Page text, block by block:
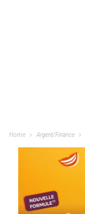
Home Argent/Finance